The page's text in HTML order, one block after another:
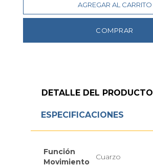
AGREGAR AL CARRITO
COMPRAR
DETALLE DEL PRODUCTO
ESPECIFICACIONES
Función
Movimiento
Cuarzo